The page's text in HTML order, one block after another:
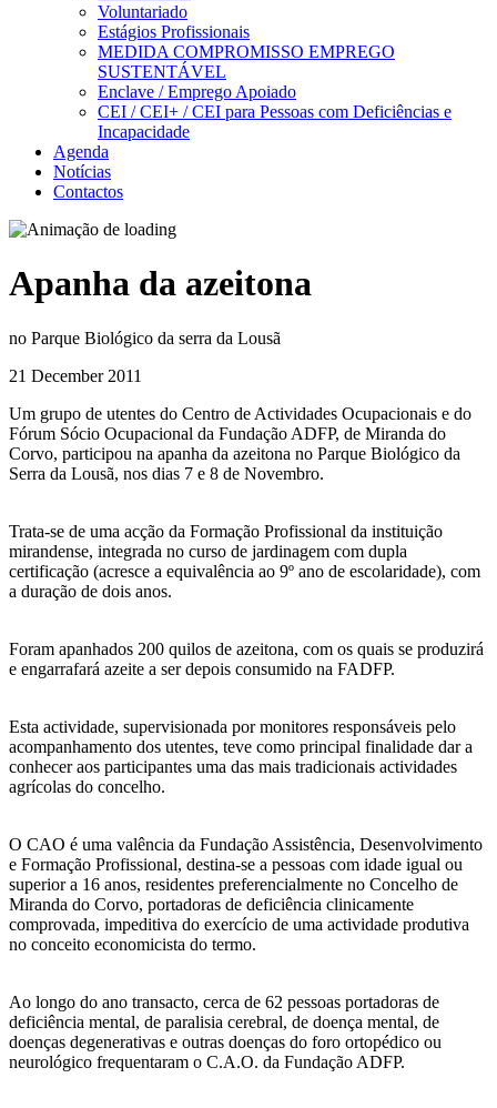
Voluntariado
Estágios Profissionais
MEDIDA COMPROMISSO EMPREGO
SUSTENTÁVEL
Enclave / Emprego Apoiado
CEI / CEI+ / CEI para Pessoas com Deficiências e
Incapacidade
Agenda
Notícias
Contactos
Apanha da azeitona
no Parque Biológico da serra da Lousã
21 December 2011
Um grupo de utentes do Centro de Actividades Ocupacionais e do
Fórum Sócio Ocupacional da Fundação ADFP, de Miranda do
Corvo, participou na apanha da azeitona no Parque Biológico da
Serra da Lousã, nos dias 7 e 8 de Novembro.
Trata-se de uma acção da Formação Profissional da instituição
mirandense, integrada no curso de jardinagem com dupla
certificação (acresce a equivalência ao 9º ano de escolaridade), com
a duração de dois anos.
Foram apanhados 200 quilos de azeitona, com os quais se produzirá
e engarrafará azeite a ser depois consumido na FADFP.
Esta actividade, supervisionada por monitores responsáveis pelo
acompanhamento dos utentes, teve como principal finalidade dar a
conhecer aos participantes uma das mais tradicionais actividades
agrícolas do concelho.
O CAO é uma valência da Fundação Assistência, Desenvolvimento
e Formação Profissional, destina-se a pessoas com idade igual ou
superior a 16 anos, residentes preferencialmente no Concelho de
Miranda do Corvo, portadoras de deficiência clinicamente
comprovada, impeditiva do exercício de uma actividade produtiva
no conceito economicista do termo.
Ao longo do ano transacto, cerca de 62 pessoas portadoras de
deficiência mental, de paralisia cerebral, de doença mental, de
doenças degenerativas e outras doenças do foro ortopédico ou
neurológico frequentaram o C.A.O. da Fundação ADFP.